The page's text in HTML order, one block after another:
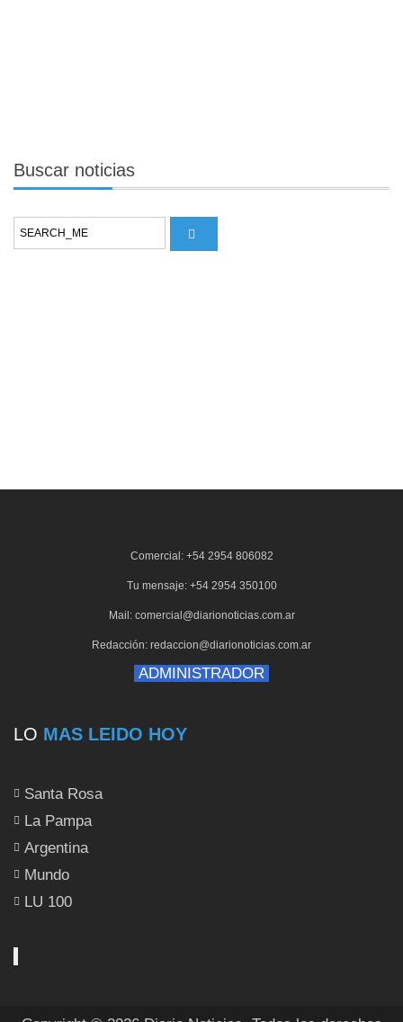
Buscar noticias
Comercial: +54 2954 806082
Tu mensaje: +54 2954 350100
Mail: comercial@diarionoticias.com.ar
Redacción: redaccion@diarionoticias.com.ar
ADMINISTRADOR
LO MAS LEIDO HOY
Santa Rosa
La Pampa
Argentina
Mundo
LU 100